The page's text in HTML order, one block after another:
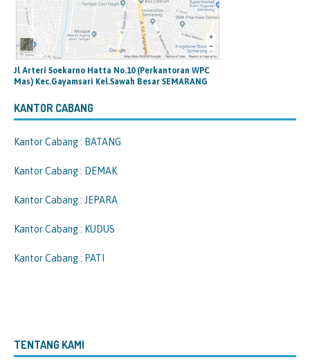
Jl Arteri Soekarno Hatta No.10 (Perkantoran WPC
Mas) Kec.Gayamsari Kel.Sawah Besar SEMARANG
KANTOR CABANG
Kantor Cabang : BATANG
Kantor Cabang : DEMAK
Kantor Cabang : JEPARA
Kantor Cabang : KUDUS
Kantor Cabang : PATI
TENTANG KAMI